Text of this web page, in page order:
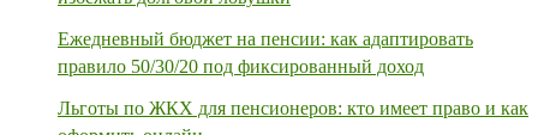
Ежедневный бюджет на пенсии: как адаптировать
правило 50/30/20 под фиксированный доход
Льготы по ЖКХ для пенсионеров: кто имеет право и как